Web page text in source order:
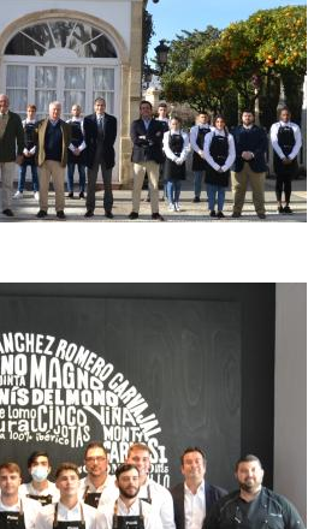
de Golf Vista Hermosa colaboran
de los jóvenes
Nuevo Hogar Betania trabajan en
de los jóvenes